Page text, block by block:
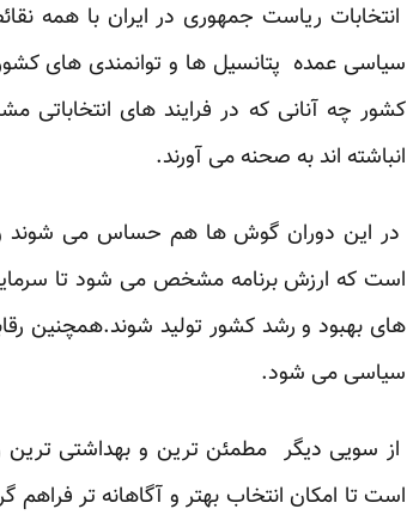
انتخابات ریاست جمهوری در ایران با همه
سیاسی عمده پتانسیل ها و توانمندی های
کشور چه آنانی که در فرایند های
انباشته اند به صحنه می آورند.
در این دوران گوش ها هم حساس می شوند و
است که ارزش برنامه مشخص می شود تا سرمایه
های بهبود و رشد کشور تولید شوند.همچنین
سیاسی می شود.
از سویی دیگر مطمئن ترین و بهداشتی ترین
است تا امکان انتخاب بهتر و آگاهانه تر